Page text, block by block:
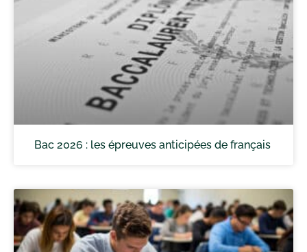
Bac 2026 : les épreuves anticipées de français